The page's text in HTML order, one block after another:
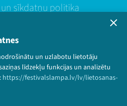
un uzlabotu lietotāju
līdzekļu funkcijas un analizētu
https://festivalslampa.lv/lv/lietosanas-
sīkdatņu politika
Visas tiesības